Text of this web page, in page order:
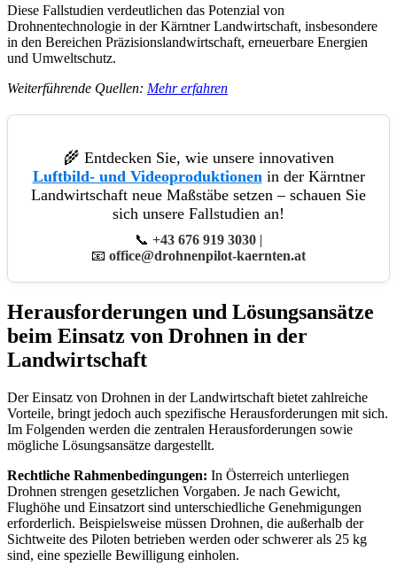
Diese Fallstudien verdeutlichen das Potenzial von
Drohnentechnologie in der Kärntner Landwirtschaft, insbesondere
in den Bereichen Präzisionslandwirtschaft, erneuerbare Energien
und Umweltschutz.
Weiterführende Quellen: Mehr erfahren
🌾 Entdecken Sie, wie unsere innovativen
Luftbild- und Videoproduktionen in der Kärntner
Landwirtschaft neue Maßstäbe setzen – schauen Sie
sich unsere Fallstudien an!
📞 +43 676 919 3030 |
📧 office@drohnenpilot-kaernten.at
Herausforderungen und Lösungsansätze
beim Einsatz von Drohnen in der
Landwirtschaft
Der Einsatz von Drohnen in der Landwirtschaft bietet zahlreiche
Vorteile, bringt jedoch auch spezifische Herausforderungen mit sich.
Im Folgenden werden die zentralen Herausforderungen sowie
mögliche Lösungsansätze dargestellt.
Rechtliche Rahmenbedingungen: In Österreich unterliegen
Drohnen strengen gesetzlichen Vorgaben. Je nach Gewicht,
Flughöhe und Einsatzort sind unterschiedliche Genehmigungen
erforderlich. Beispielsweise müssen Drohnen, die außerhalb der
Sichtweite des Piloten betrieben werden oder schwerer als 25 kg
sind, eine spezielle Bewilligung einholen.